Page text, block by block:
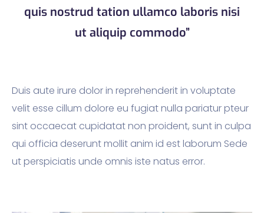
quis nostrud tation ullamco laboris nisi
ut aliquip commodo”
Duis aute irure dolor in reprehenderit in voluptate
velit esse cillum dolore eu fugiat nulla pariatur pteur
sint occaecat cupidatat non proident, sunt in culpa
qui officia deserunt mollit anim id est laborum Sede
ut perspiciatis unde omnis iste natus error.